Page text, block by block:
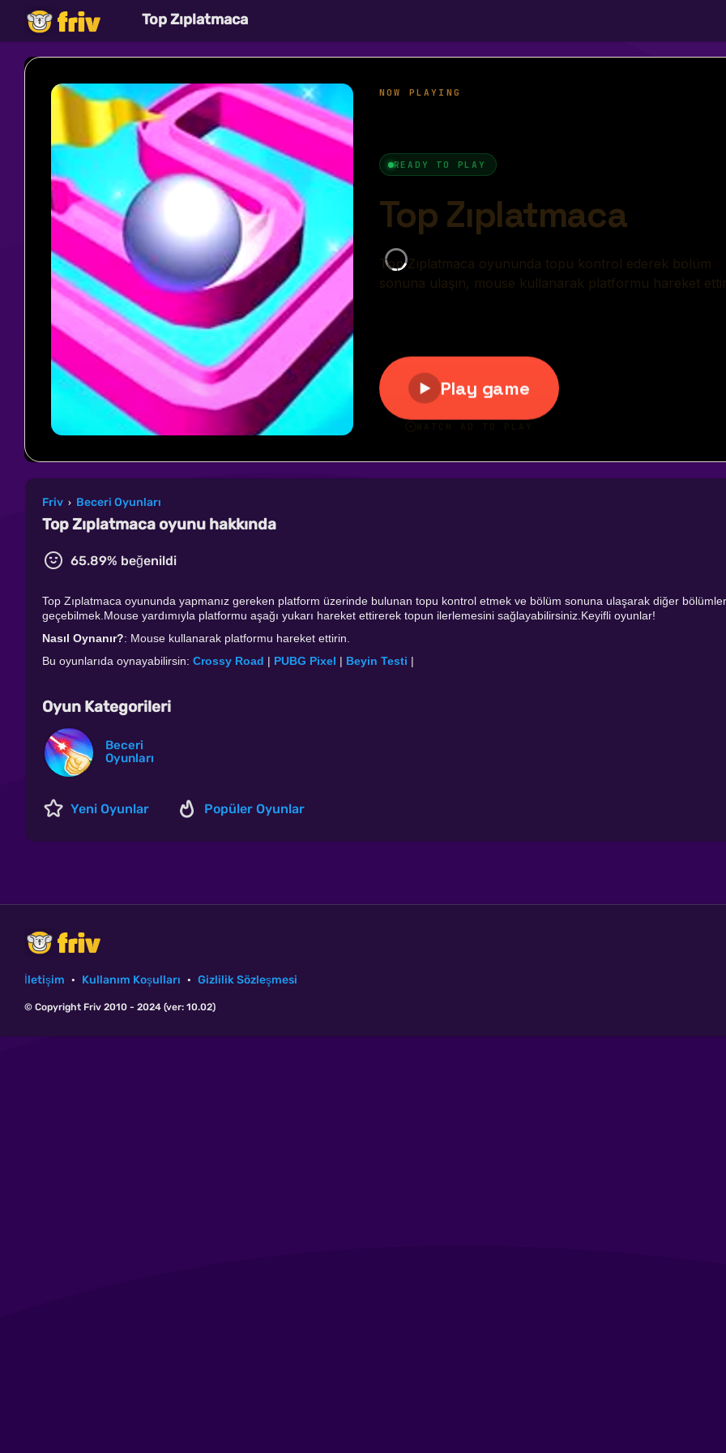
Top Zıplatmaca
Friv › Beceri Oyunları
Top Zıplatmaca oyunu hakkında
65.89% beğenildi
Top Zıplatmaca oyununda yapmanız gereken platform üzerinde bulunan topu kontrol etmek ve bölüm sonuna ulaşarak diğer
geçebilmek.Mouse yardımıyla platformu aşağı yukarı hareket ettirerek topun ilerlemesini sağlayabilirsiniz.Keyifli oyunlar!
Nasıl Oynanır?: Mouse kullanarak platformu hareket ettirin.
Bu oyunlarıda oynayabilirsin: Crossy Road | PUBG Pixel | Beyin Testi |
Oyun Kategorileri
Beceri
Oyunları
Yeni Oyunlar Popüler Oyunlar
İletişim · Kullanım Koşulları · Gizlilik Sözleşmesi
© Copyright Friv 2010 - 2024 (ver: 10.02)